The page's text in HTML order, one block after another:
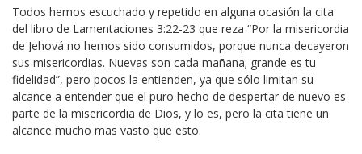
Todos hemos escuchado y repetido en alguna ocasión la cita
del libro de Lamentaciones 3:22-23 que reza “Por la misericordia
de Jehová no hemos sido consumidos, porque nunca decayeron
sus misericordias. Nuevas son cada mañana; grande es tu
fidelidad”, pero pocos la entienden, ya que sólo limitan su
alcance a entender que el puro hecho de despertar de nuevo es
parte de la misericordia de Dios, y lo es, pero la cita tiene un
alcance mucho mas vasto que esto.